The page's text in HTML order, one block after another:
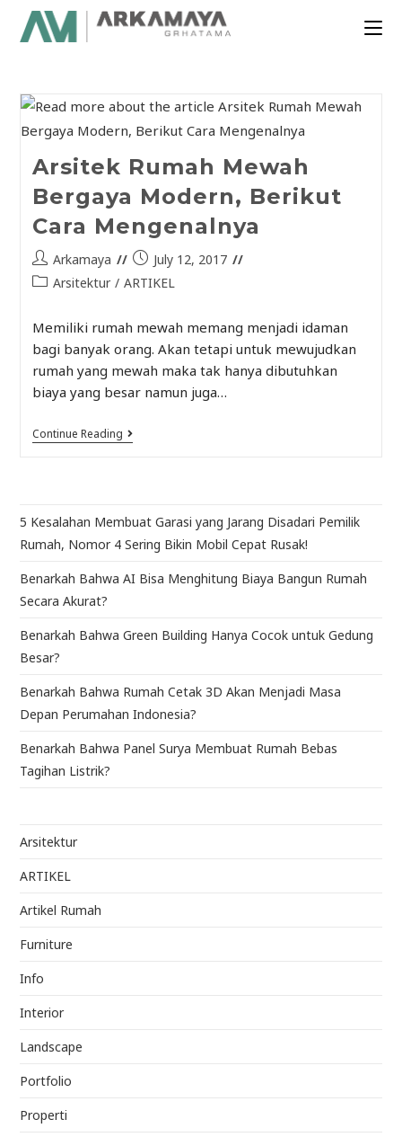
Arsitek Rumah Mewah
Bergaya Modern, Berikut
Cara Mengenalnya
Arkamaya
July 12, 2017
Arsitektur / ARTIKEL
Memiliki rumah mewah memang menjadi idaman
bagi banyak orang. Akan tetapi untuk mewujudkan
rumah yang mewah maka tak hanya dibutuhkan
biaya yang besar namun juga…
Continue Reading
5 Kesalahan Membuat Garasi yang Jarang Disadari Pemilik
Rumah, Nomor 4 Sering Bikin Mobil Cepat Rusak!
Benarkah Bahwa AI Bisa Menghitung Biaya Bangun Rumah
Secara Akurat?
Benarkah Bahwa Green Building Hanya Cocok untuk Gedung
Besar?
Benarkah Bahwa Rumah Cetak 3D Akan Menjadi Masa
Depan Perumahan Indonesia?
Benarkah Bahwa Panel Surya Membuat Rumah Bebas
Tagihan Listrik?
Arsitektur
ARTIKEL
Artikel Rumah
Furniture
Info
Interior
Landscape
Portfolio
Properti